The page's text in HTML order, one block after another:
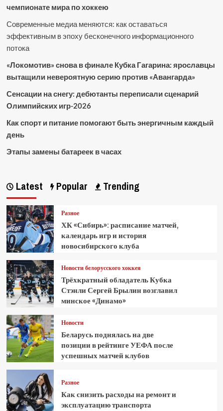
чемпионате мира по хоккею
Современные медиа меняются: как оставаться
эффективным в эпоху бесконечного информационного
потока
«Локомотив» снова в финале Кубка Гагарина: ярославцы
вытащили невероятную серию против «Авангарда»
Сенсации на снегу: дебютанты переписали сценарий
Олимпийских игр-2026
Как спорт и питание помогают быть энергичным каждый
день
Этапы замены батареек в часах
Latest Popular Trending
Разное
ХК «Сибирь»: расписание матчей,
календарь игр и история
новосибирского клуба
Новости белорусского хоккея
Трёхкратный обладатель Кубка
Стэнли Сергей Брылин возглавил
минское «Динамо»
Новости
Беларусь поднялась на две
позиции в рейтинге УЕФА после
успешных матчей клубов
Разное
Как снизить расходы на ремонт и
эксплуатацию транспорта